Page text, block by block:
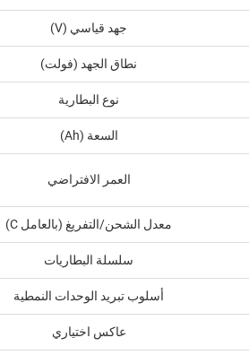
جهد قياسي (V)
نطاق الجهد (فولت)
نوع البطارية
السعة (Ah)
العمر الافتراضي
معدل الشحن/التفريغ (بالعامل C)
سلسلة البطاريات
أسلوب تبريد الوحدات النمطية
عاكس اختياري